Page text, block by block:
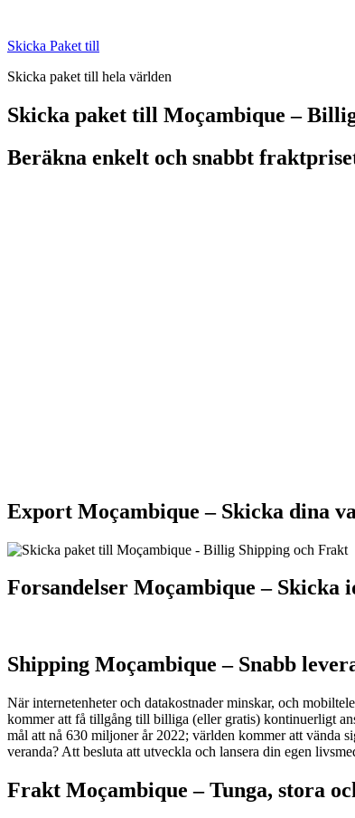
content
Skicka Paket till
Skicka paket till hela världen
Skicka paket till Moçambique –
Beräkna enkelt och snabbt
Export Moçambique – Skicka dina
Forsandelser Moçambique – Skicka
Shipping Moçambique – Snabb
När internetenheter och datakostnader minskar, och
kommer att få tillgång till billiga (eller gratis) kontinuerligt
mål att nå 630 miljoner år 2022; världen kommer att vända
veranda? Att besluta att utveckla och lansera din egen
Frakt Moçambique –Tunga, stora